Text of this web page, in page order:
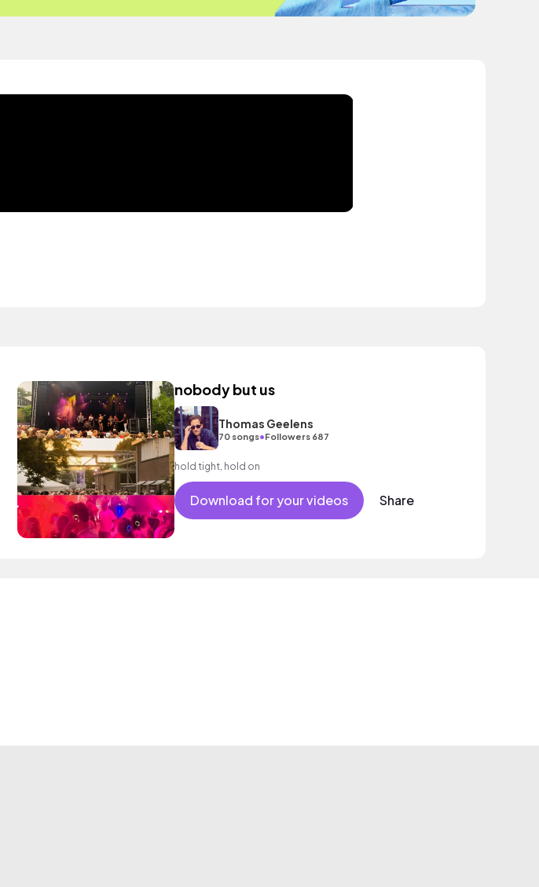
nobody but us
Thomas Geelens
70 songs•Followers 687
hold tight, hold on
Download for your videos Share